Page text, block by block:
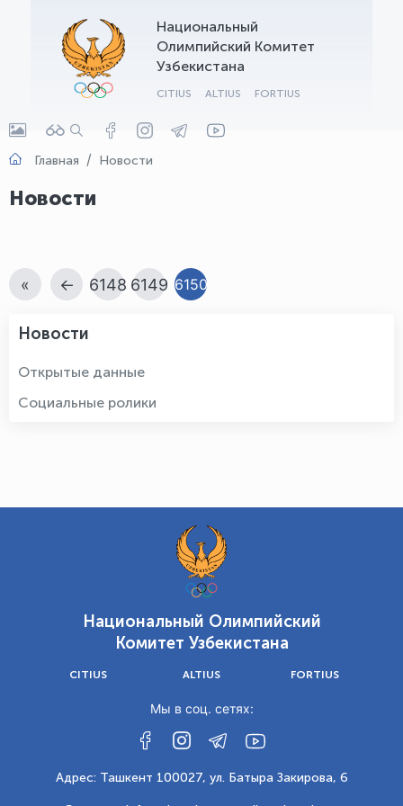
Национальный
Олимпийский Комитет
Узбекистана
CITIUS ALTIUS FORTIUS
Главная Новости
Новости
« ← 6148 6149 6150
Новости
Открытые данные
Социальные ролики
Национальный Олимпийский
Комитет Узбекистана
CITIUS ALTIUS FORTIUS
Мы в соц. сетях:
Адрес: Ташкент 100027, ул. Батыра Закирова, 6
OLYMPCHIK AI - yordamchi
Онлайн · olympic.uz